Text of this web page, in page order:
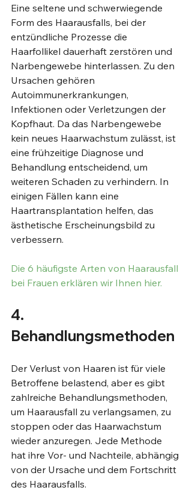
Eine seltene und schwerwiegende
Form des Haarausfalls, bei der
entzündliche Prozesse die
Haarfollikel dauerhaft zerstören und
Narbengewebe hinterlassen. Zu den
Ursachen gehören
Autoimmunerkrankungen,
Infektionen oder Verletzungen der
Kopfhaut. Da das Narbengewebe
kein neues Haarwachstum zulässt, ist
eine frühzeitige Diagnose und
Behandlung entscheidend, um
weiteren Schaden zu verhindern. In
einigen Fällen kann eine
Haartransplantation helfen, das
ästhetische Erscheinungsbild zu
verbessern.
Die 6 häufigste Arten von Haarausfall
bei Frauen erklären wir Ihnen hier.
4.
Behandlungsmethoden
Der Verlust von Haaren ist für viele
Betroffene belastend, aber es gibt
zahlreiche Behandlungsmethoden,
um Haarausfall zu verlangsamen, zu
stoppen oder das Haarwachstum
wieder anzuregen. Jede Methode
hat ihre Vor- und Nachteile, abhängig
von der Ursache und dem Fortschritt
des Haarausfalls.